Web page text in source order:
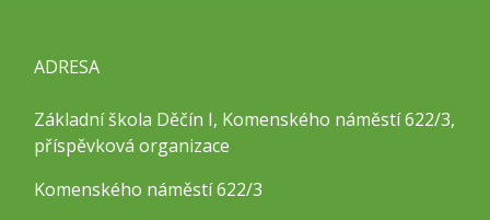
ADRESA
Základní škola Děčín I, Komenského náměstí 622/3,
příspěvková organizace
Komenského náměstí 622/3